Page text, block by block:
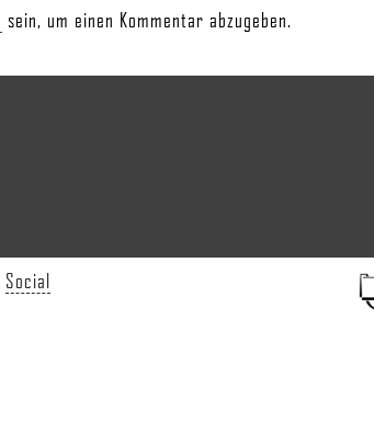
sein, um einen Kommentar abzugeben.
Social